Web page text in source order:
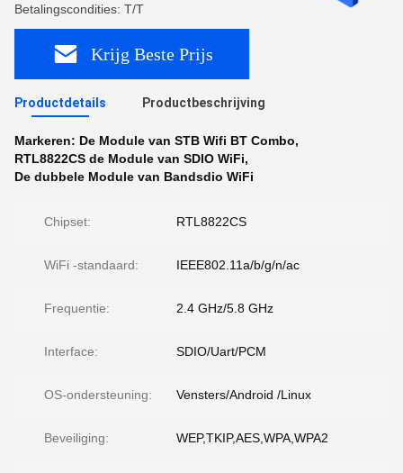
Betalingscondities: T/T
Krijg Beste Prijs
Productdetails Productbeschrijving
Markeren: De Module van STB Wifi BT Combo,
RTL8822CS de Module van SDIO WiFi,
De dubbele Module van Bandsdio WiFi
Chipset: RTL8822CS
WiFi -standaard: IEEE802.11a/b/g/n/ac
Frequentie: 2.4 GHz/5.8 GHz
Interface: SDIO/Uart/PCM
OS-ondersteuning: Vensters/Android /Linux
Beveiliging: WEP,TKIP,AES,WPA,WPA2